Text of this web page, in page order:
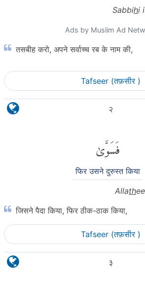
Sabbihi
Ads by Muslim Ad
तसबीह करो, अपने सर्वाच्च रब के नाम की,
Tafseer (तफ़सीर )
२
فَسَوَّىٰ
फिर उसने दुरुस्त किया
Allath
जिसने पैदा किया, फिर ठीक-ठाक किया,
Tafseer (तफ़सीर )
३